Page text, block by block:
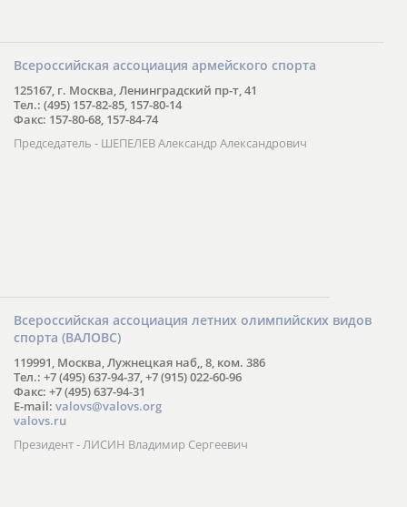
Всероссийская ассоциация армейского спорта
125167, г. Москва, Ленинградский пр-т, 41
Тел.: (495) 157-82-85, 157-80-14
Факс: 157-80-68, 157-84-74
Председатель - ШЕПЕЛЕВ Александр Александрович
Всероссийская ассоциация летних олимпийских видов
спорта (ВАЛОВС)
119991, Москва, Лужнецкая наб,, 8, ком. 386
Тел.: +7 (495) 637-94-37, +7 (915) 022-60-96
Факс: +7 (495) 637-94-31
E-mail: valovs@valovs.org
valovs.ru
Президент - ЛИСИН Владимир Сергеевич